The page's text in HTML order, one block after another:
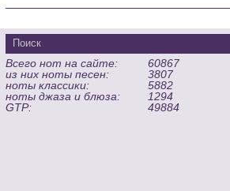
Всего нот на сайте:
60867
из них ноты песен:
3807
ноты классики:
5882
ноты джаза и блюза:
1294
GTP:
49884